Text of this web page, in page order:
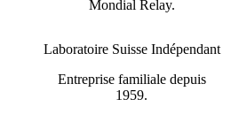
Mondial Relay.
Laboratoire Suisse Indépendant
Entreprise familiale depuis
1959.